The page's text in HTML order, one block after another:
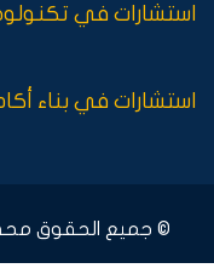
استشارات في
استشارات في بناء
© جميع الحقوق محفوظة